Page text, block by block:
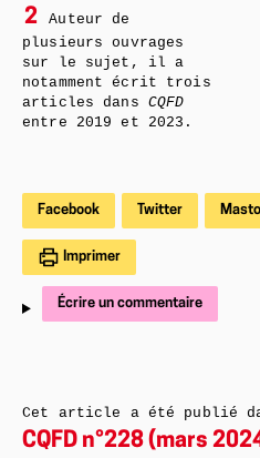
2
Auteur de
plusieurs ouvrages
sur le sujet, il a
notamment écrit trois
articles dans CQFD
entre 2019 et 2023.
Facebook Twitter
Imprimer
Écrire un commentaire
Cet article a été publié
CQFD n°228 (mars